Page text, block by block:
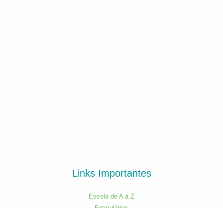
Links Importantes
Escola de A a Z